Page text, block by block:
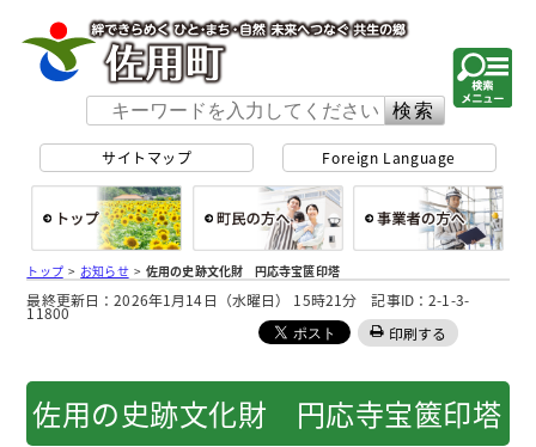
サイトマップ Foreign Language
総合トップ
トップ> お知らせ>佐用の史跡文化財 円応寺宝篋印塔
最終更新日：2026年1月14日（水曜日） 15時21分 記事ID：2-1-3-
11800
印刷する
佐用の史跡文化財 円応寺宝篋印塔